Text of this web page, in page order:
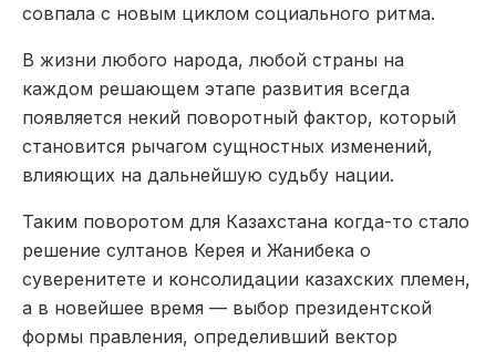
совпала с новым циклом социального ритма.
В жизни любого народа, любой страны на
каждом решающем этапе развития всегда
появляется некий поворотный фактор, который
становится рычагом сущностных изменений,
влияющих на дальнейшую судьбу нации.
Таким поворотом для Казахстана когда­-то стало
решение султанов Керея и Жанибека о
суверенитете и консолидации казахских племен,
а в новейшее время — выбор президентской
формы правления, определивший вектор